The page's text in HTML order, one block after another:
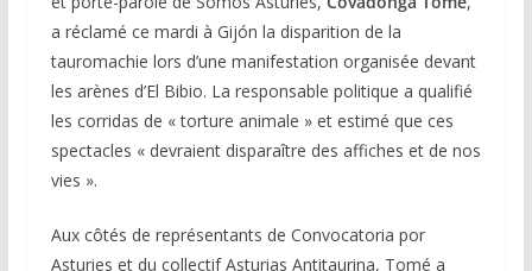
a réclamé ce mardi à Gijón la disparition de la
tauromachie lors d’une manifestation organisée devant
les arènes d’El Bibio. La responsable politique a qualifié
les corridas de « torture animale » et estimé que ces
spectacles « devraient disparaître des affiches et de nos
vies ».
Aux côtés de représentants de Convocatoria por
Asturies et du collectif Asturias Antitaurina, Tomé a